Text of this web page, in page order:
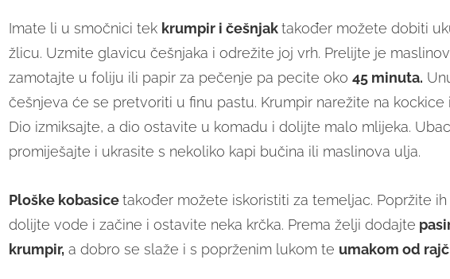
Imate li u smočnici tek krumpir i češnjaktakođer možete dobiti
žlicu. Uzmite glavicu češnjaka i odrežite joj vrh. Prelijte je
zamotajte u foliju ili papir za pečenje pa pecite oko 45 minuta.
češnjeva će se pretvoriti u finu pastu. Krumpir narežite na kockice
Dio izmiksajte, a dio ostavite u komadu i dolijte malo mlijeka.
promiješajte i ukrasite s nekoliko kapi bučina ili maslinova ulja.
Ploške kobasicetakođer možete iskoristiti za temeljac. Popržite
dolijte vode i začine i ostavite neka krčka. Prema želji dodajte
krumpir,a dobro se slaže i s poprženim lukom te umakom od